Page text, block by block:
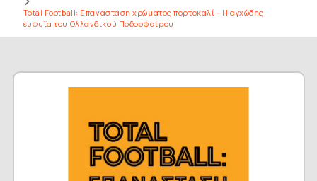
Total Football: Επανάσταση χρώματος πορτοκαλί - Η αγχώδης
ευφυΐα του Ολλανδικού Ποδοσφαίρου